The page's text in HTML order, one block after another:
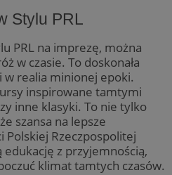
Stylu PRL
PRL na imprezę, można
w czasie. To doskonała
w realia minionej epoki.
inspirowane tamtymi
inne klasyki. To nie tylko
szansa na lepsze
Rzeczpospolitej
edukację z przyjemnością,
klimat tamtych czasów.